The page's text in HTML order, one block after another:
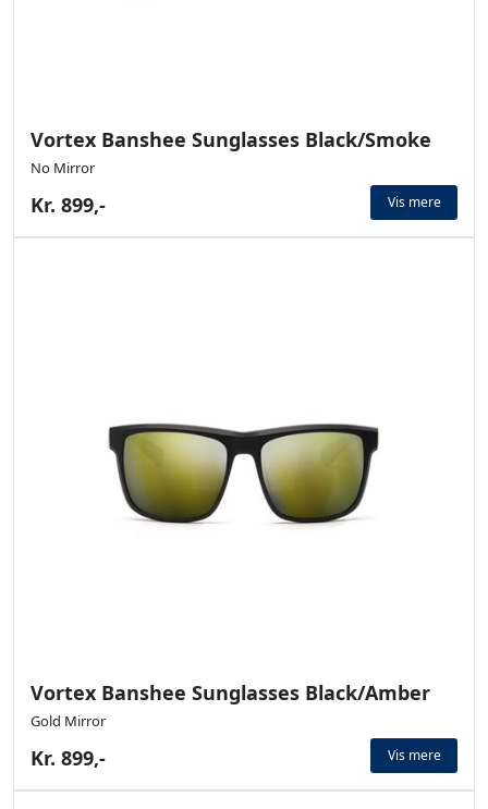
Vortex Banshee Sunglasses Black/Smoke
No Mirror
Kr. 899,- Vis mere
Vortex Banshee Sunglasses Black/Amber
Gold Mirror
Kr. 899,- Vis mere